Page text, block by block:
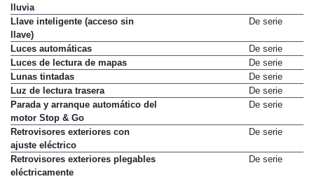
lluvia
Llave inteligente (acceso sin
llave)
De serie
Luces automáticas
De serie
Luces de lectura de mapas
De serie
Lunas tintadas
De serie
Luz de lectura trasera
De serie
Parada y arranque automático del
motor Stop & Go
De serie
Retrovisores exteriores con
ajuste eléctrico
De serie
Retrovisores exteriores plegables
eléctricamente
De serie